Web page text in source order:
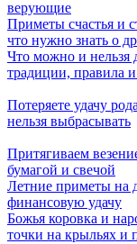
верующие
Приметы счастья и
что нужно знать о
Что можно и нельзя
традиции, правила
Потеряете удачу
нельзя выбрасывать
Притягиваем
бумагой и свечой
Летние приметы на
финансовую удачу
Божья коровка и
точки на крыльях и